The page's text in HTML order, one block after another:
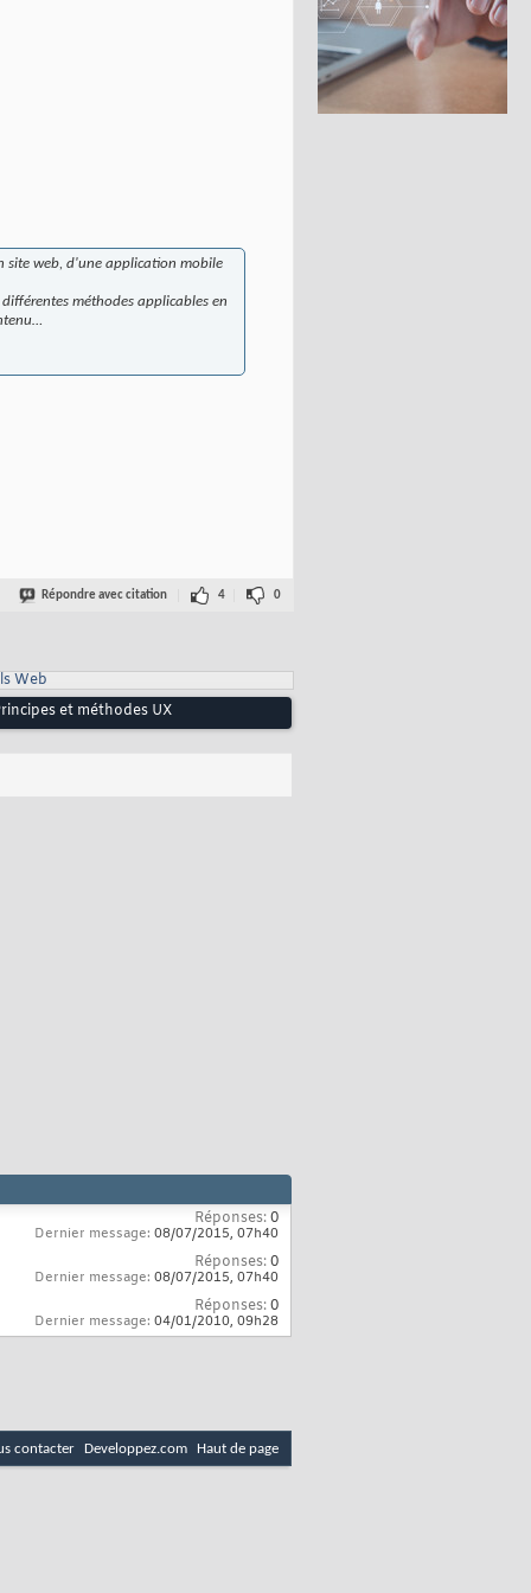
site web, d'une application mobile
méthodes applicables en
Répondre avec citation 4 0
Web
et méthodes UX
Réponses:0
Dernier message: 08/07/2015, 07h40
Réponses:0
Dernier message: 08/07/2015, 07h40
Réponses:0
Dernier message: 04/01/2010, 09h28
contacter Developpez.com Haut de page